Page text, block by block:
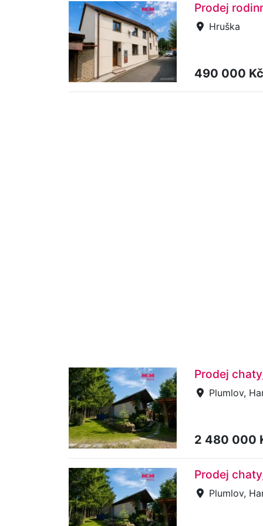
Prodej
Hruška
490 000
Prodej
Plumlov,
2 480 000
Prodej
Plumlov,